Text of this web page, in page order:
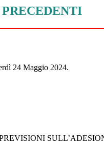
24 Maggio 2024.